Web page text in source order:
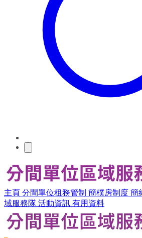
主頁 分間單位租務管制 簡樸房制度 簡
域服務隊 活動資訊 有用資料